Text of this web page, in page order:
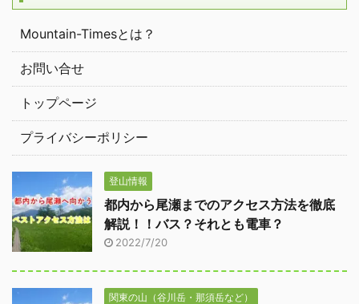
Mountain-Timesとは？
お問い合せ
トップページ
プライバシーポリシー
登山情報
都内から尾瀬までのアクセス方法を徹底
解説！！バス？それとも電車？
2022/7/20
関東の山（谷川岳・那須岳など）